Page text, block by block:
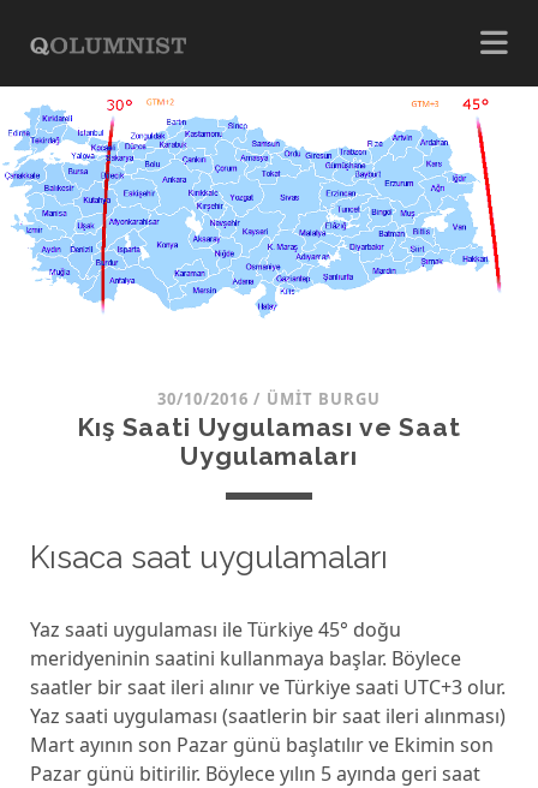
30/10/2016 / ÜMIT BURGU
Kış Saati Uygulaması ve Saat
Uygulamaları
Kısaca saat uygulamaları
Yaz saati uygulaması ile Türkiye 45° doğu
meridyeninin saatini kullanmaya başlar. Böylece
saatler bir saat ileri alınır ve Türkiye saati UTC+3 olur.
Yaz saati uygulaması (saatlerin bir saat ileri alınması)
Mart ayının son Pazar günü başlatılır ve Ekimin son
Pazar günü bitirilir. Böylece yılın 5 ayında geri saat